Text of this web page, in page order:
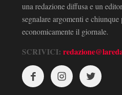
una redazione diffusa e un
segnalare argomenti e chiunque
economicamente il giornale.
SCRIVICI: